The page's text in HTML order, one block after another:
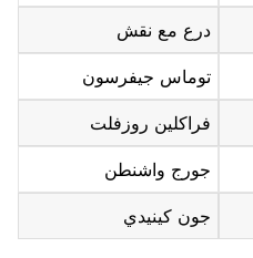
درع مع نقش
توماس جيفرسون
فراكلين روزفلت
جورج واشنطن
جون كينيدي